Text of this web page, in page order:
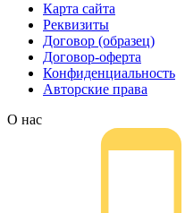
Карта сайта
Реквизиты
Договор (образец)
Договор-оферта
Конфиденциальность
Авторские права
О нас